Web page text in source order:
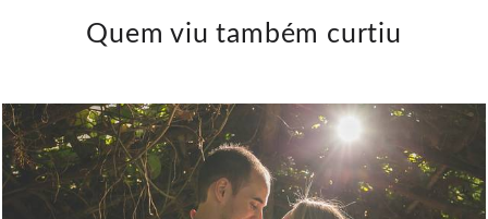
Quem viu também curtiu